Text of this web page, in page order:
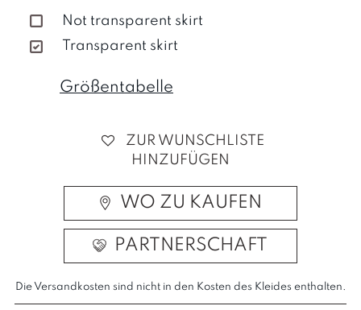
Not transparent skirt
Transparent skirt
Größentabelle
ZUR WUNSCHLISTE
HINZUFÜGEN
WO ZU KAUFEN
PARTNERSCHAFT
Die Versandkosten sind nicht in den Kosten des Kleides enthalten.